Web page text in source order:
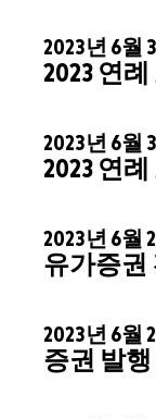
2023년 6월
2023 연례
2023년 6월
2023 연
2023년 6월
유가증권
2023년 6월
증권 발행